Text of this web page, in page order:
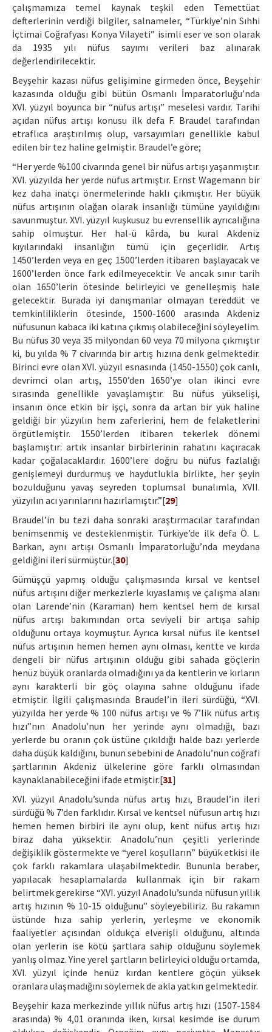
çalışmamıza temel kaynak teşkil eden Temettüat
defterlerinin verdiği bilgiler, salnameler, “Türkiye’nin Sıhhi
İçtimai Coğrafyası Konya Vilayeti” isimli eser ve son olarak
da 1935 yılı nüfus sayımı verileri baz alınarak
değerlendirilecektir.
Beyşehir kazası nüfus gelişimine girmeden önce, Beyşehir
kazasında olduğu gibi bütün Osmanlı İmparatorluğu’nda
XVI. yüzyıl boyunca bir “nüfus artışı” meselesi vardır. Tarihi
açıdan nüfus artışı konusu ilk defa F. Braudel tarafından
etraflıca araştırılmış olup, varsayımları genellikle kabul
edilen bir tez haline gelmiştir. Braudel’e göre;
“Her yerde %100 civarında genel bir nüfus artışı yaşanmıştır.
XVI. yüzyılda her yerde nüfus artmıştır. Ernst Wagemann bir
kez daha inatçı önermelerinde haklı çıkmıştır. Her büyük
nüfus artışının olağan olarak insanlığı tümüne yayıldığını
savunmuştur. XVI. yüzyıl kuşkusuz bu evrensellik ayrıcalığına
sahip olmuştur. Her hal-ü kârda, bu kural Akdeniz
kıyılarındaki insanlığın tümü için geçerlidir. Artış
1450’lerden veya en geç 1500’lerden itibaren başlayacak ve
1600’lerden önce fark edilmeyecektir. Ve ancak sınır tarih
olan 1650’lerin ötesinde belirleyici ve genelleşmiş hale
gelecektir. Burada iyi danışmanlar olmayan tereddüt ve
temkinliliklerin ötesinde, 1500-1600 arasında Akdeniz
nüfusunun kabaca iki katına çıkmış olabileceğini söyleyelim.
Bu nüfus 30 veya 35 milyondan 60 veya 70 milyona çıkmıştır
ki, bu yılda % 7 civarında bir artış hızına denk gelmektedir.
Birinci evre olan XVI. yüzyıl esnasında (1450-1550) çok canlı,
devrimci olan artış, 1550’den 1650’ye olan ikinci evre
sırasında genellikle yavaşlamıştır. Bu nüfus yükselişi,
insanın önce etkin bir işçi, sonra da artan bir yük haline
geldiği bir yüzyılın hem zaferlerini, hem de felaketlerini
örgütlemiştir. 1550’lerden itibaren tekerlek dönemi
başlamıştır: artık insanlar birbirlerinin rahatını kaçıracak
kadar çoğalacaklardır. 1600’lere doğru bu nüfus fazlalığı
genişlemeyi durdurmuş ve haydutlukla birlikte, her şeyin
bozulduğunu yavaş seyreden toplumsal bunalımla, XVII.
yüzyılın acı yarınlarını hazırlamıştır.”[29]
Braudel’in bu tezi daha sonraki araştırmacılar tarafından
benimsenmiş ve desteklenmiştir. Türkiye’de ilk defa Ö. L.
Barkan, aynı artışı Osmanlı İmparatorluğu’nda meydana
geldiğini ileri sürmüştür.[30]
Gümüşçü yapmış olduğu çalışmasında kırsal ve kentsel
nüfus artışını diğer merkezlerle kıyaslamış ve çalışma alanı
olan Larende’nin (Karaman) hem kentsel hem de kırsal
nüfus artışı bakımından orta seviyeli bir artışa sahip
olduğunu ortaya koymuştur. Ayrıca kırsal nüfus ile kentsel
nüfus artışının hemen hemen aynı olması, kentte ve kırda
dengeli bir nüfus artışının olduğu gibi sahada göçlerin
henüz büyük oranlarda olmadığını ya da kentlerin ve kırların
aynı karakterli bir göç olayına sahne olduğunu ifade
etmiştir. İlgili çalışmasında Braudel’in ileri sürdüğü, “XVI.
yüzyılda her yerde % 100 nüfus artışı ve % 7’lik nüfus artış
hızı”nın Anadolu’nun her yerinde aynı olmadığı, bazı
yerlerde bu oranın çok üstüne çıkıldığı halde bazı yerlerde
daha düşük kaldığını, bunun sebebini de Anadolu’nun coğrafi
şartlarının Akdeniz ülkelerine göre farklı olmasından
kaynaklanabileceğini ifade etmiştir.[31]
XVI. yüzyıl Anadolu’sunda nüfus artış hızı, Braudel’in ileri
sürdüğü % 7’den farklıdır. Kırsal ve kentsel nüfusun artış hızı
hemen hemen birbiri ile aynı olup, kent nüfus artış hızı
biraz daha yüksektir. Anadolu’nun çeşitli yerlerinde
değişiklik göstermekte ve “yerel koşulların” büyük etkisi ile
çok farklı rakamlara ulaşabilmektedir. Bununla beraber,
yapılacak hesaplamalarda kullanmak için bir rakam
belirtmek gerekirse “XVI. yüzyıl Anadolu’sunda nüfusun yıllık
artış hızının % 10-15 olduğunu” söyleyebiliriz. Bu rakamın
üstünde hıza sahip yerlerin, yerleşme ve ekonomik
faaliyetler açısından oldukça elverişli olduğunu, altında
olan yerlerin ise kötü şartlara sahip olduğunu söylemek
yanlış olmaz. Yine yerel şartların belirleyici olduğu ortamda,
XVI. yüzyıl içinde henüz kırdan kentlere göçün yüksek
oranlara ulaşmadığını söylemek de akla yatkın gelmektedir.
Beyşehir kaza merkezinde yıllık nüfus artış hızı (1507-1584
arasında) % 4,01 oranında iken, kırsal kesimde ise durum